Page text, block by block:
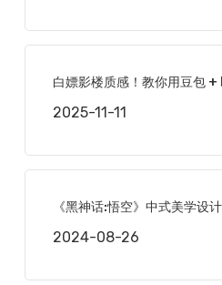
白嫖影楼质感！教你用豆包
2025-11-11
《黑神话:悟空》中式美学设
2024-08-26